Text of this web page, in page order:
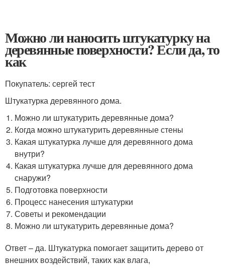
Можно ли наносить штукатурку на
деревянные поверхности? Если да, то
как
Покупатель: сергей тест
Штукатурка деревянного дома.
Можно ли штукатурить деревянные дома?
Когда можно штукатурить деревянные стены
Какая штукатурка лучше для деревянного дома
внутри?
Какая штукатурка лучше для деревянного дома
снаружи?
Подготовка поверхности
Процесс нанесения штукатурки
Советы и рекомендации
Можно ли штукатурить деревянные дома?
Ответ – да. Штукатурка помогает защитить дерево от
внешних воздействий, таких как влага,